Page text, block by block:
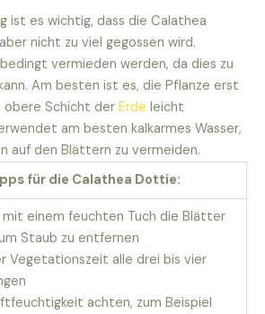
ist es wichtig, dass die Calathea
nicht zu viel gegossen wird.
vermieden werden, da dies zu
Am besten ist es, die Pflanze erst
obere Schicht der Erde leicht
am besten kalkarmes Wasser,
auf den Blättern zu vermeiden.
für die Calathea Dottie:
mit einem feuchten Tuch die Blätter
Staub zu entfernen
Vegetationszeit alle drei bis vier
achten, zum Beispiel